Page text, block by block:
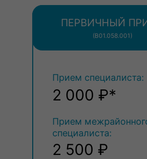
(В01.058.001)
2 000 ₽*
Прием специалиста:
ПЕРВИЧНЫЙ
Прием
специалиста:
2 500 ₽